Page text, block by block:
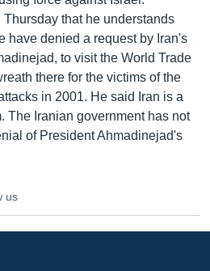
that he understands
have denied a request by Iran's
to visit the World Trade
there for the victims of the
in 2001. He said Iran is a
The Iranian government has not
of President Ahmadinejad's
us